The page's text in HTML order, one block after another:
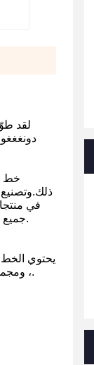
خط
في
جميع أنواع البلاستيك تقليد شريط الروتانيستخدم على نطاق واسع للكرسي، الشاي، السلة، الحرف اليدوية المنسوجة، الأثاث وهلم جرا.
يحتوي
، ومجموعة واحدة من القوالب ، ومجموعة واحدة من خزان تبريد المياه ، ومجموعة واحدة من أجهزة الجر ، ومجموعة واحدة من الملف.